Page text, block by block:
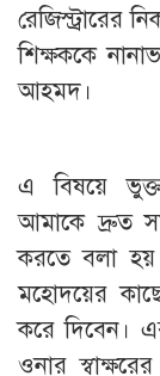
রেজিস্ট্রারের
শিক্ষককে
আহমদ।
এ বিষয়ে
আমাকে দ্রুত
করতে বলা
মহোদয়ের
করে দিবেন।
ওনার